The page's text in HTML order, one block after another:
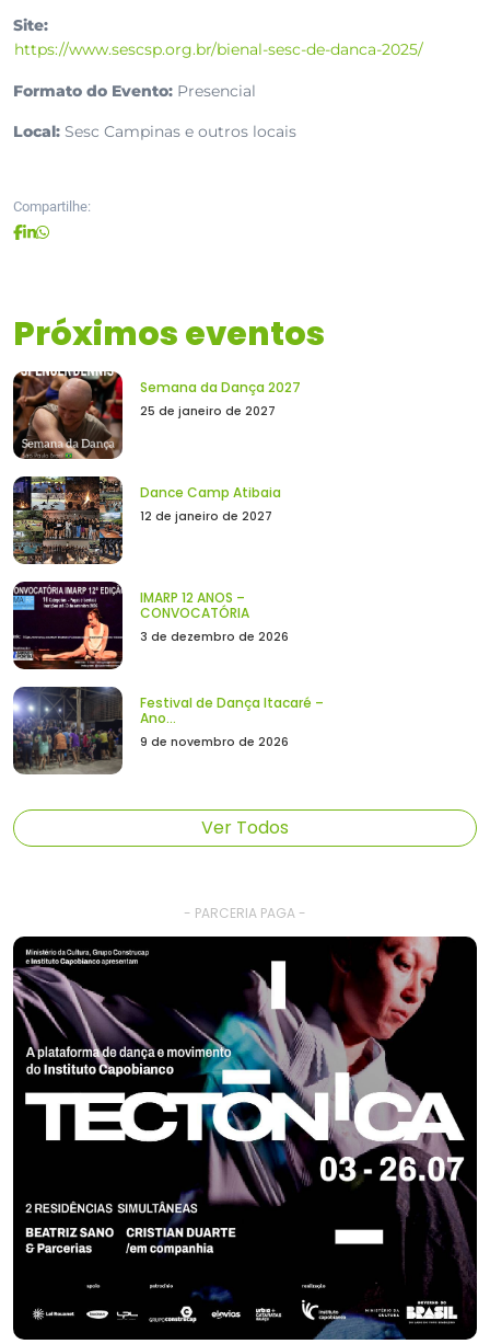
Site:
https://www.sescsp.org.br/bienal-sesc-de-danca-2025/
Formato do Evento: Presencial
Local: Sesc Campinas e outros locais
Compartilhe:
Próximos eventos
Semana da Dança 2027
25 de janeiro de 2027
Dance Camp Atibaia
12 de janeiro de 2027
IMARP 12 ANOS –
CONVOCATÓRIA
3 de dezembro de 2026
Festival de Dança Itacaré –
Ano...
9 de novembro de 2026
Ver Todos
- PARCERIA PAGA -